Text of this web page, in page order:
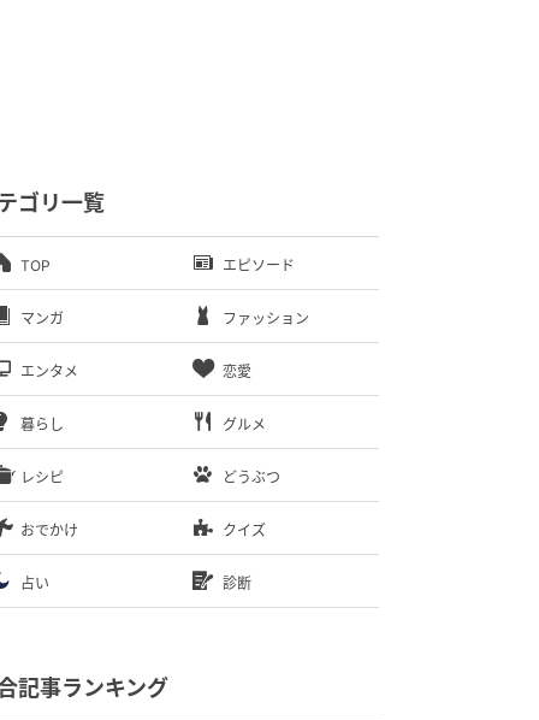
ゴリ一覧
TOP エピソード
マンガ ファッション
エンタメ 恋愛
暮らし グルメ
レシピ どうぶつ
おでかけ クイズ
占い 診断
記事ランキング